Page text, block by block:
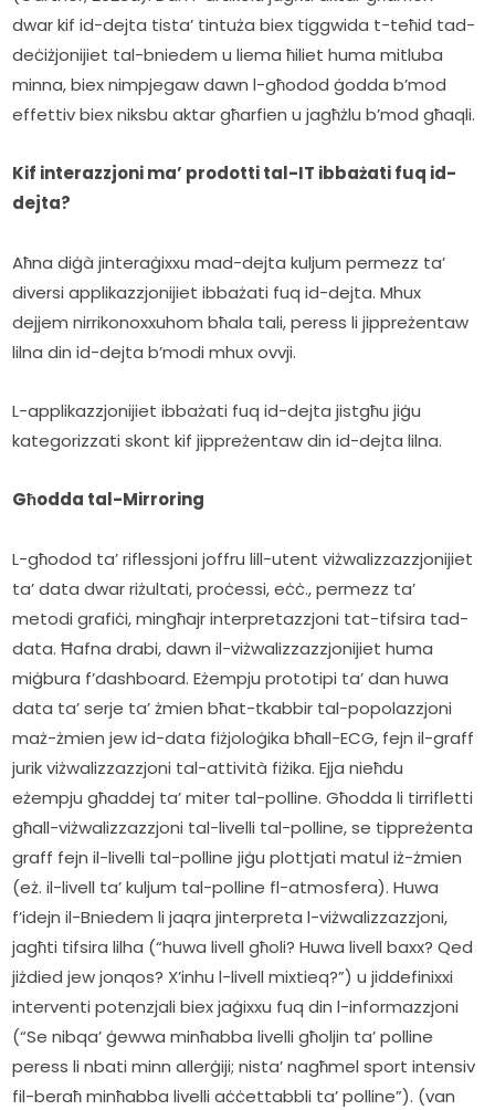
dwar kif id-dejta tista’ tintuża biex tiggwida t-teħid tad-
deċiżjonijiet tal-bniedem u liema ħiliet huma mitluba
minna, biex nimpjegaw dawn l-għodod ġodda b’mod
effettiv biex niksbu aktar għarfien u jagħżlu b’mod għaqli.
Kif interazzjoni ma’ prodotti tal-IT ibbażati fuq id-
dejta?
Aħna diġà jinteraġixxu mad-dejta kuljum permezz ta’
diversi applikazzjonijiet ibbażati fuq id-dejta. Mhux
dejjem nirrikonoxxuhom bħala tali, peress li jippreżentaw
lilna din id-dejta b’modi mhux ovvji.
L-applikazzjonijiet ibbażati fuq id-dejta jistgħu jiġu
kategorizzati skont kif jippreżentaw din id-dejta lilna.
Għodda tal-Mirroring
L-għodod ta’ riflessjoni joffru lill-utent viżwalizzazzjonijiet
ta’ data dwar riżultati, proċessi, eċċ., permezz ta’
metodi grafiċi, mingħajr interpretazzjoni tat-tifsira tad-
data. Ħafna drabi, dawn il-viżwalizzazzjonijiet huma
miġbura f’dashboard. Eżempju prototipi ta’ dan huwa
data ta’ serje ta’ żmien bħat-tkabbir tal-popolazzjoni
maż-żmien jew id-data fiżjoloġika bħall-ECG, fejn il-graff
jurik viżwalizzazzjoni tal-attività fiżika. Ejja nieħdu
eżempju għaddej ta’ miter tal-polline. Għodda li tirrifletti
għall-viżwalizzazzjoni tal-livelli tal-polline, se tippreżenta
graff fejn il-livelli tal-polline jiġu plottjati matul iż-żmien
(eż. il-livell ta’ kuljum tal-polline fl-atmosfera). Huwa
f’idejn il-Bniedem li jaqra jinterpreta l-viżwalizzazzjoni,
jagħti tifsira lilha (“huwa livell għoli? Huwa livell baxx? Qed
jiżdied jew jonqos? X’inhu l-livell mixtieq?”) u jiddefinixxi
interventi potenzjali biex jaġixxu fuq din l-informazzjoni
(“Se nibqa’ ġewwa minħabba livelli għoljin ta’ polline
peress li nbati minn allerġiji; nista’ nagħmel sport intensiv
fil-beraħ minħabba livelli aċċettabbli ta’ polline”). (van